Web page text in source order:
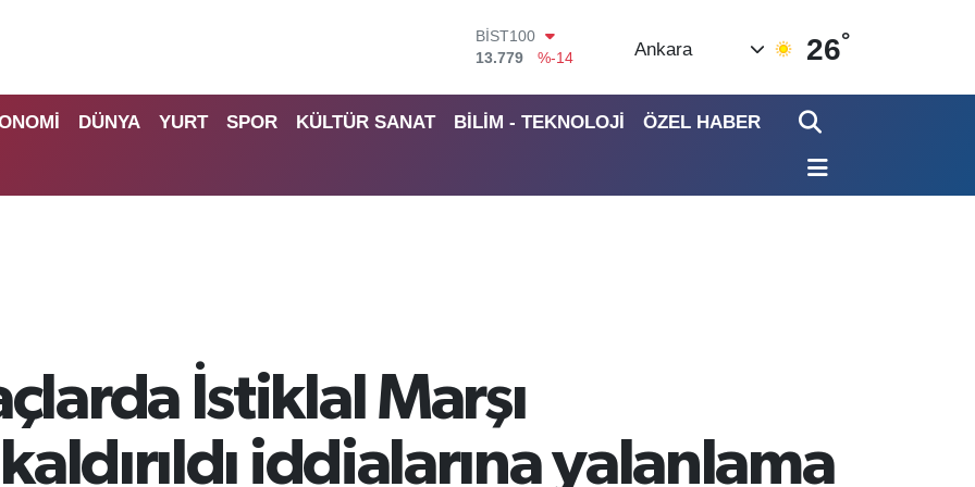
BITCOIN
64.959,79
%1.11
EURO
Ankara 26°
DÜNYA YURT SPOR KÜLTÜR SANAT BİLİM - TEKNOLOJİ ÖZEL HABER
İstiklal Marşı
iddialarına yalanlama